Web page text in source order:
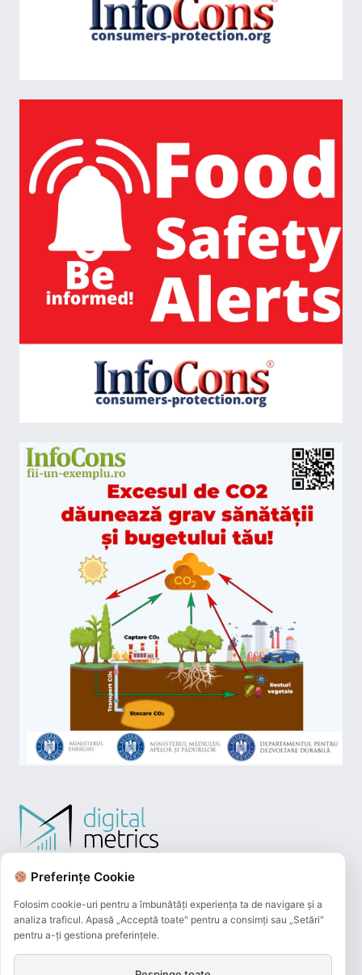
Preferințe Cookie
Folosim cookie-uri pentru a îmbunătăți experiența ta de navigare și a
analiza traficul. Apasă „Acceptă toate" pentru a consimți sau „Setări"
pentru a-ți gestiona preferințele.